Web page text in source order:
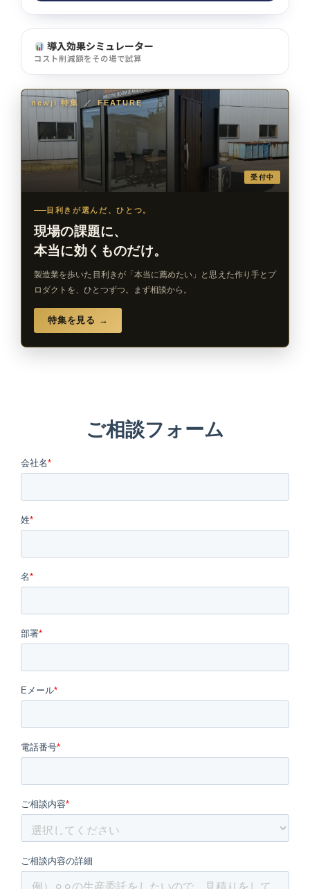
導入効果シミュレーター
コスト削減額をその場で試算
newji 特集 ／ FEATURE
受付中
目利きが選んだ、ひとつ。
現場の課題に、
本当に効くものだけ。
製造業を歩いた目利きが「本当に薦めたい」と思えた作り手とプ
ロダクトを、ひとつずつ。まず相談から。
特集を見る →